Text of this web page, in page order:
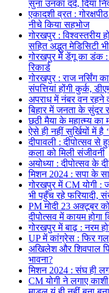
सुना उनका दर्द, दिया
एकादशी व्रत :
नीचे किया सहभोज
गोरखपुर : विश्वस्तरीय
सहित अद्भुत मेडिसिटी भी
गोरखपुर में डेंगू का डंक
रिकार्ड
गोरखपुर : राज नर्सिंग
संपत्तियां होंगी कुर्क,
अपराध में नंबर वन रहने
बिहार में जनता के सुंदर
छठी मैया के महात्म्य का
ऐसे ही नहीं सुर्खियों में है
दीपावली : दीपोत्सव से
कला को मिली संजीवनी
अयोध्या : दीपोत्सव के
मिशन 2024 : सपा के
गोरखपुर में CM योगी :
भी पहुँच रहे फरियादी,
PM मोदी 23 अक्टूबर
दीपोत्सव में कायम होगा
गोरखपुर में बाढ़ : नरम
UP में कांग्रेस : फिर
अखिलेश और शिवपाल
भावना?
मिशन 2024 : संघ ही
CM योगी ने लगाए